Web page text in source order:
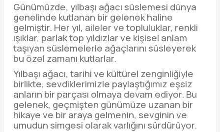
Günümüzde, yılbaşı ağacı süslemesi dünya
genelinde kutlanan bir gelenek haline
gelmiştir. Her yıl, aileler ve topluluklar, renkli
ışıklar, parlak top yıldızlar ve kişisel anlam
taşıyan süslemelerle ağaçlarını süsleyerek
bu özel zamanı kutlarlar.
Yılbaşı ağacı, tarihi ve kültürel zenginliğiyle
birlikte, sevdiklerimizle paylaştığımız eşsiz
anların bir parçası olmaya devam ediyor. Bu
gelenek, geçmişten günümüze uzanan bir
hikaye ve bir araya gelmenin, sevginin ve
umudun simgesi olarak varlığını sürdürüyor.